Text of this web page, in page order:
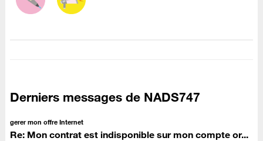
Derniers messages de NADS747
gerer mon offre Internet
Re: Mon contrat est indisponible sur mon compte or...